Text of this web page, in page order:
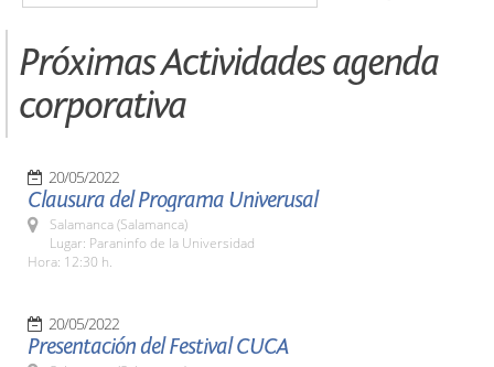
Próximas Actividades agenda
corporativa
20/05/2022
Clausura del Programa Univerusal
Salamanca (Salamanca)
Lugar: Paraninfo de la Universidad
Hora: 12:30 h.
20/05/2022
Presentación del Festival CUCA